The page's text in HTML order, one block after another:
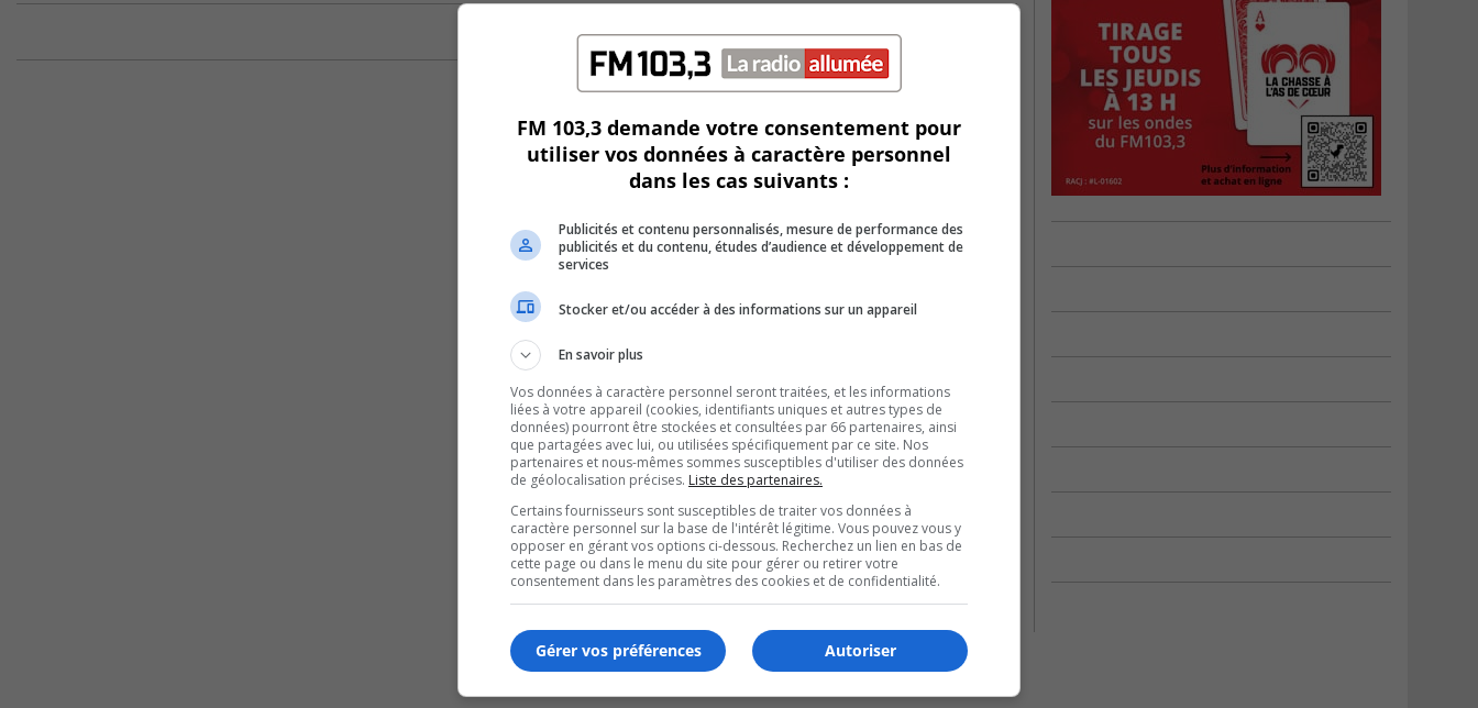
FM 103,3 demande votre consentement pour
utiliser vos données à caractère personnel
dans les cas suivants :
Publicités et contenu personnalisés, mesure de performance des
publicités et du contenu, études d’audience et développement de
services
Stocker et/ou accéder à des informations sur un appareil
En savoir plus
Vos données à caractère personnel seront traitées, et les informations
liées à votre appareil (cookies, identifiants uniques et autres types de
données) pourront être stockées et consultées par 66 partenaires, ainsi
que partagées avec lui, ou utilisées spécifiquement par ce site. Nos
partenaires et nous-mêmes sommes susceptibles d'utiliser des données
de géolocalisation précises. Liste des partenaires.
Certains fournisseurs sont susceptibles de traiter vos données à
caractère personnel sur la base de l'intérêt légitime. Vous pouvez vous y
opposer en gérant vos options ci-dessous. Recherchez un lien en bas de
cette page ou dans le menu du site pour gérer ou retirer votre
consentement dans les paramètres des cookies et de confidentialité.
Autoriser
Gérer vos préférences